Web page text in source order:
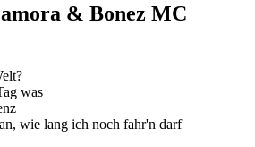
& Bonez MC
was
wie lang ich noch fahr'n darf